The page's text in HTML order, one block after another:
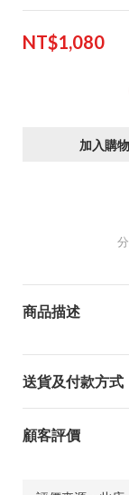
NT$1,080
加入購
商品描述
送貨及付款方式
顧客評價